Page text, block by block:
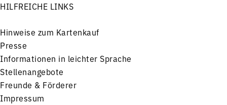
HILFREICHE LINKS
Hinweise zum Kartenkauf
Presse
Informationen in leichter Sprache
Stellenangebote
Freunde & Förderer
Impressum